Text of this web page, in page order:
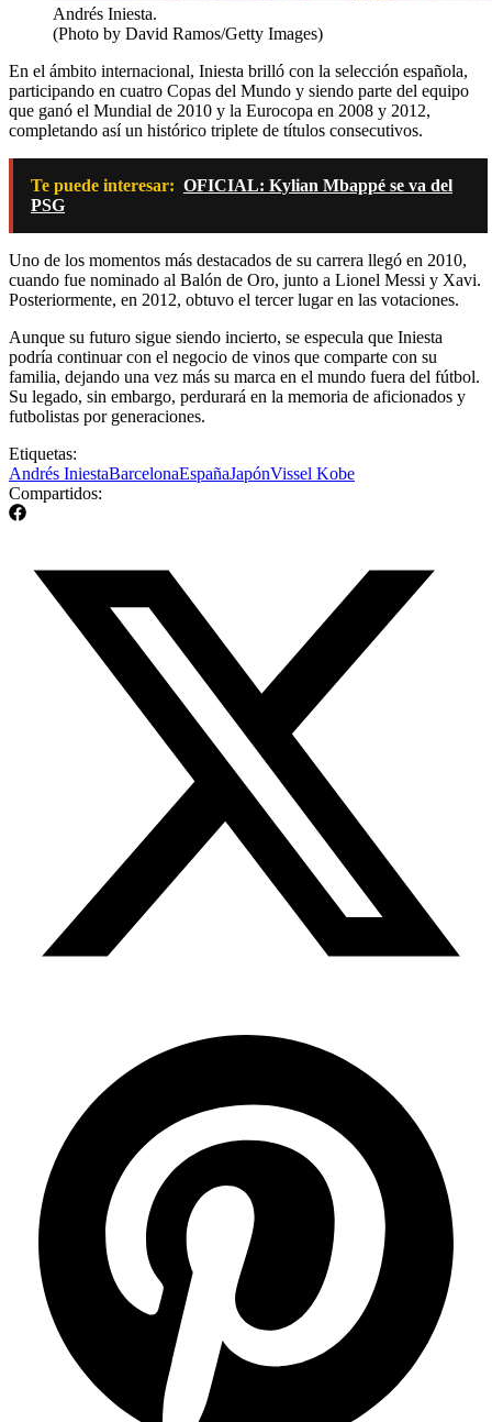
Andrés Iniesta.
(Photo by David Ramos/Getty Images)
En el ámbito internacional, Iniesta brilló con la selección española,
participando en cuatro Copas del Mundo y siendo parte del equipo
que ganó el Mundial de 2010 y la Eurocopa en 2008 y 2012,
completando así un histórico triplete de títulos consecutivos.
Te puede interesar: OFICIAL: Kylian Mbappé se va del
PSG
Uno de los momentos más destacados de su carrera llegó en 2010,
cuando fue nominado al Balón de Oro, junto a Lionel Messi y Xavi.
Posteriormente, en 2012, obtuvo el tercer lugar en las votaciones.
Aunque su futuro sigue siendo incierto, se especula que Iniesta
podría continuar con el negocio de vinos que comparte con su
familia, dejando una vez más su marca en el mundo fuera del fútbol.
Su legado, sin embargo, perdurará en la memoria de aficionados y
futbolistas por generaciones.
Etiquetas:
Andrés IniestaBarcelonaEspañaJapónVissel Kobe
Compartidos: